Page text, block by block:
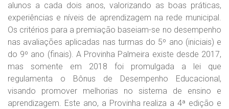
alunos a cada dois anos, valorizando as boas práticas,
experiências e níveis de aprendizagem na rede municipal.
Os critérios para a premiação baseiam-se no desempenho
nas avaliações aplicadas nas turmas do 5º ano (iniciais) e
do 9º ano (finais). A Provinha Palmeira existe desde 2017,
mas somente em 2018 foi promulgada a lei que
regulamenta o Bônus de Desempenho Educacional,
visando promover melhorias no sistema de ensino e
aprendizagem. Este ano, a Provinha realiza a 4ª edição e